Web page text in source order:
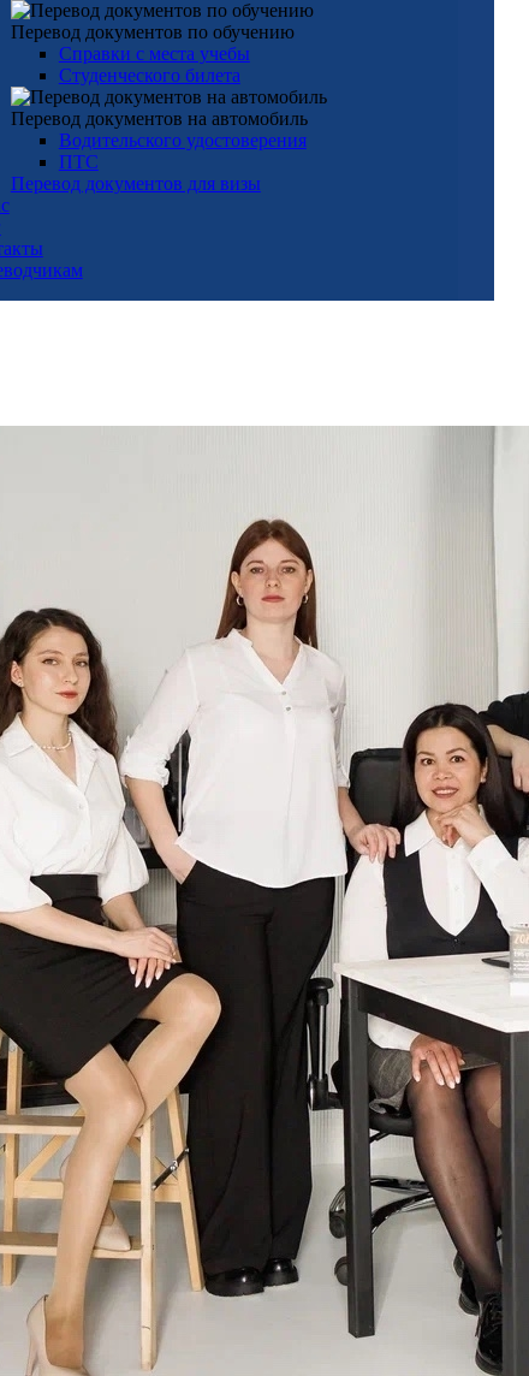
Перевод документов по обучению
Справки с места учебы
Студенческого билета
Перевод документов на автомобиль
Водительского удостоверения
ПТС
Перевод документов для визы